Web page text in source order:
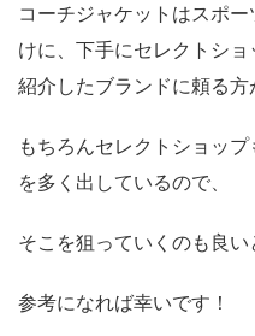
コーチジャケットはスポ
けに、下手にセレクトシ
紹介したブランドに頼る方
もちろんセレクトショッ
を多く出しているので、
そこを狙っていくのも良い
参考になれば幸いです！